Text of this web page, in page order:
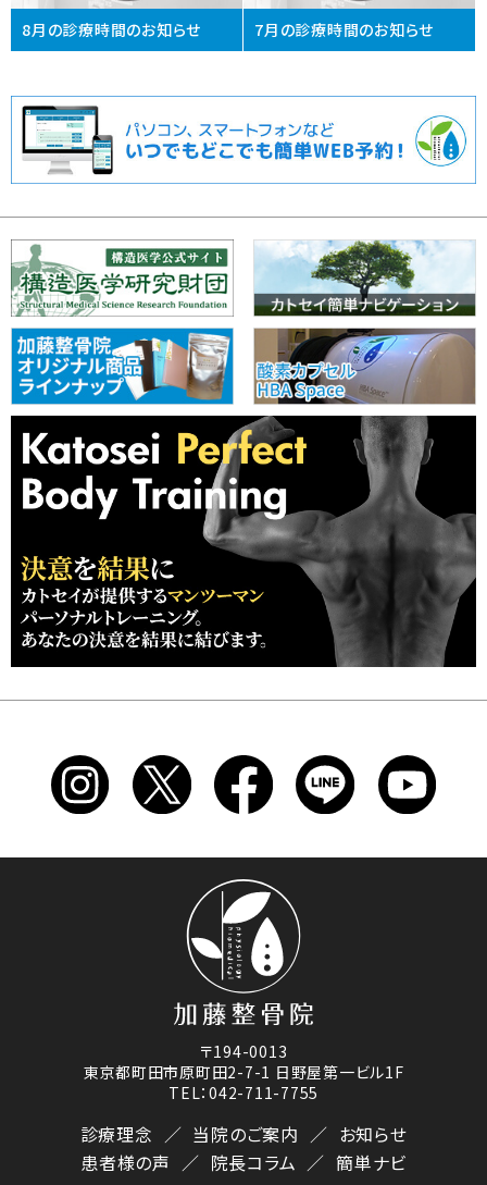
8月の診療時間のお知らせ 7月の診療時間のお知らせ
〒194-0013
東京都町田市原町田2-7-1 日野屋第一ビル1F
TEL：042-711-7755
診療理念 当院のご案内
お知らせ
患者様の声
院長コラム 簡単ナビ